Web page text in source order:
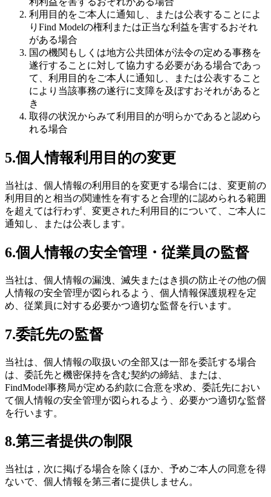
利用目的をご本人に通知し、または公表することによ
りFind Modelの権利または正当な利益を害するおそれ
がある場合
国の機関もしくは地方公共団体が法令の定める事務を
遂行することに対して協力する必要がある場合であっ
て、利用目的をご本人に通知し、または公表すること
により当該事務の遂行に支障を及ぼすおそれがあると
き
取得の状況からみて利用目的が明らかであると認めら
れる場合
5.個人情報利用目的の変更
当社は、個人情報の利用目的を変更する場合には、変更前の
利用目的と相当の関連性を有すると合理的に認められる範囲
を超えては行わず、変更された利用目的について、ご本人に
通知し、または公表します。
6.個人情報の安全管理・従業員の監督
当社は、個人情報の漏洩、滅失またはき損の防止その他の個
人情報の安全管理が図られるよう、個人情報保護規程を定
め、従業員に対する必要かつ適切な監督を行います。
7.委託先の監督
当社は、個人情報の取扱いの全部又は一部を委託する場合
は、委託先と機密保持を含む契約の締結、または、
FindModel事務局が定める約款に合意を求め、委託先におい
て個人情報の安全管理が図られるよう、必要かつ適切な監督
を行います。
8.第三者提供の制限
当社は，次に掲げる場合を除くほか、予めご本人の同意を得
ないで、個人情報を第三者に提供しません。